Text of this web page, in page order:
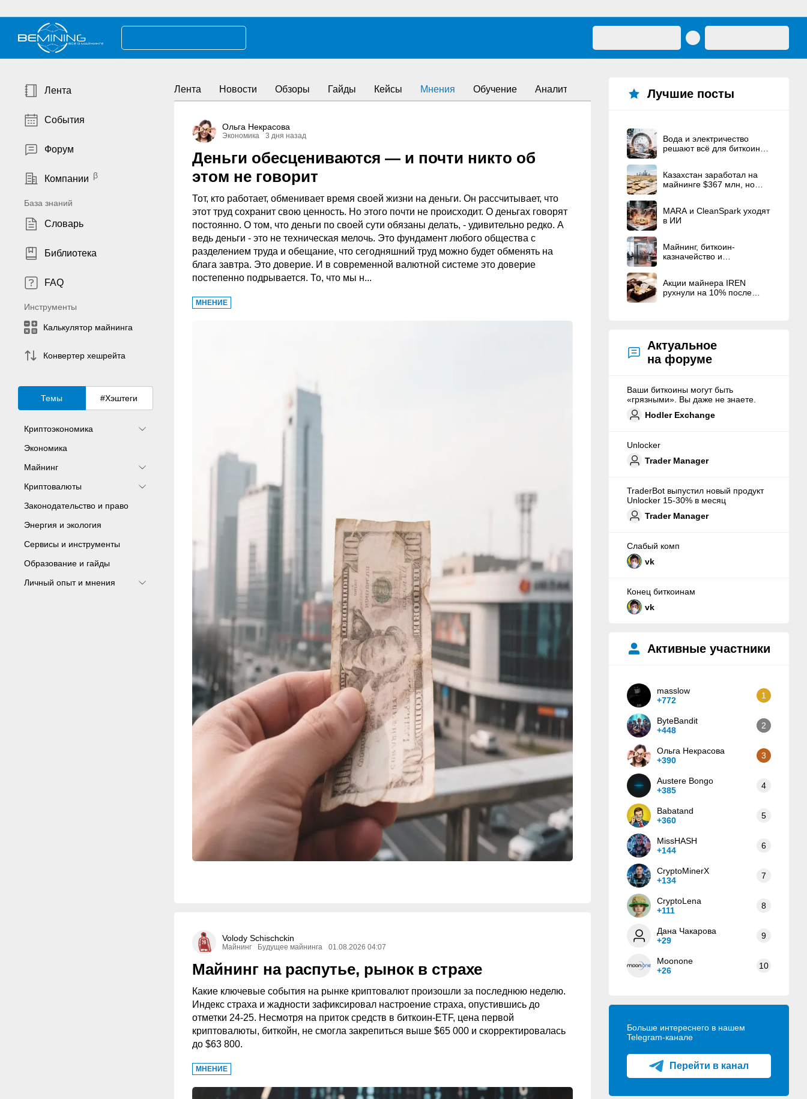
Лента
События
Форум
Компании
База знаний
Словарь
Библиотека
FAQ
Инструменты
Калькулятор майнинга
Конвертер хешрейта
Темы #Хэштеги
Криптоэкономика
Экономика
Майнинг
Криптовалюты
Законодательство и право
Энергия и экология
Сервисы и инструменты
Образование и гайды
Личный опыт и мнения
Лента Новости Обзоры Гайды Кейсы Мнения Обучение Аналитика
Ольга Некрасова
Экономика 3 дня назад
Деньги обесцениваются — и почти никто об
этом не говорит
Тот, кто работает, обменивает время своей жизни на деньги. Он рассчитывает, что
этот труд сохранит свою ценность. Но этого почти не происходит. О деньгах говорят
постоянно. О том, что деньги по своей сути обязаны делать, - удивительно редко. А
ведь деньги - это не техническая мелочь. Это фундамент любого общества с
разделением труда и обещание, что сегодняшний труд можно будет обменять на
блага завтра. Это доверие. И в современной валютной системе это доверие
постепенно подрывается. То, что мы н...
МНЕНИЕ
Volody Schischckin
Майнинг Будущее майнинга 01.08.2026 04:07
Майнинг на распутье, рынок в страхе
Какие ключевые события на рынке криптовалют произошли за последнюю неделю.
Индекс страха и жадности зафиксировал настроение страха, опустившись до
отметки 24-25. Несмотря на приток средств в биткоин-ETF, цена первой
криптовалюты, биткойн, не смогла закрепиться выше $65 000 и скорректировалась
до $63 800.
МНЕНИЕ
Лучшие посты
Вода и электричество
решают всё для биткоин-
Казахстан заработал на
майнинге $367 млн, но
MARA и CleanSpark уходят
в ИИ
Майнинг, биткоин-
казначейство и
Акции майнера IREN
рухнули на 10% после
Актуальное
на форуме
Ваши биткоины могут быть
«грязными». Вы даже не знаете.
Hodler Exchange
Unlocker
Trader Manager
TraderBot выпустил новый продукт
Unlocker 15-30% в месяц
Trader Manager
Слабый комп
vk
Конец биткоинам
vk
Активные участники
masslow
+772
1
ByteBandit
+448
2
Ольга Некрасова
+390
3
Austere Bongo
+385
4
Babatand
+360
5
MissHASH
+144
6
CryptoMinerX
+134
7
CryptoLena
+111
8
Дана Чакарова
+29
9
Moonone
+26
10
Больше интереснего в нашем
Telegram-канале
Перейти в канал